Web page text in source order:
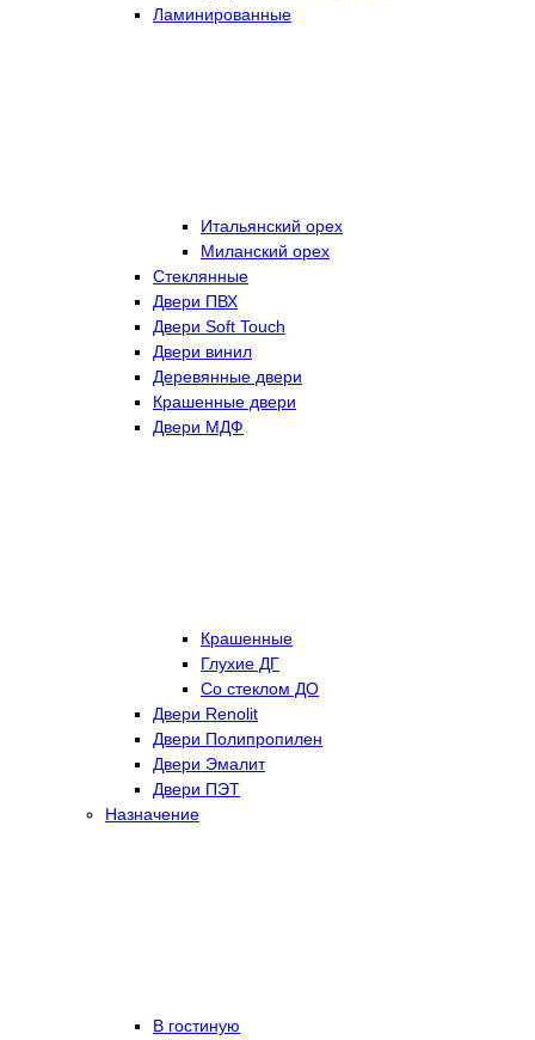
Ламинированные
Итальянский орех
Миланский орех
Стеклянные
Двери ПВХ
Двери Soft Touch
Двери винил
Деревянные двери
Крашенные двери
Двери МДФ
Крашенные
Глухие ДГ
Со стеклом ДО
Двери Renolit
Двери Полипропилен
Двери Эмалит
Двери ПЭТ
Назначение
В гостиную